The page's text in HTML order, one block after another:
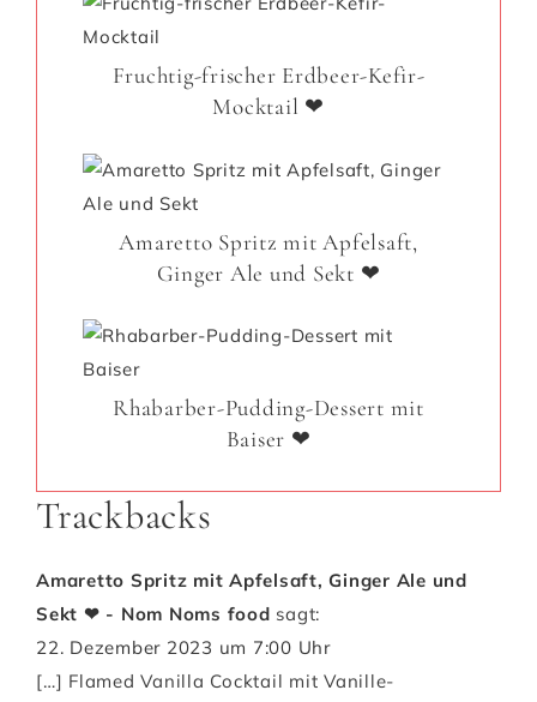
Fruchtig-frischer Erdbeer-Kefir-
Mocktail ❤
Amaretto Spritz mit Apfelsaft,
Ginger Ale und Sekt ❤
Rhabarber-Pudding-Dessert mit
Baiser ❤
Trackbacks
Amaretto Spritz mit Apfelsaft, Ginger Ale und
Sekt ❤ - Nom Noms food sagt:
22. Dezember 2023 um 7:00 Uhr
[…] Flamed Vanilla Cocktail mit Vanille-